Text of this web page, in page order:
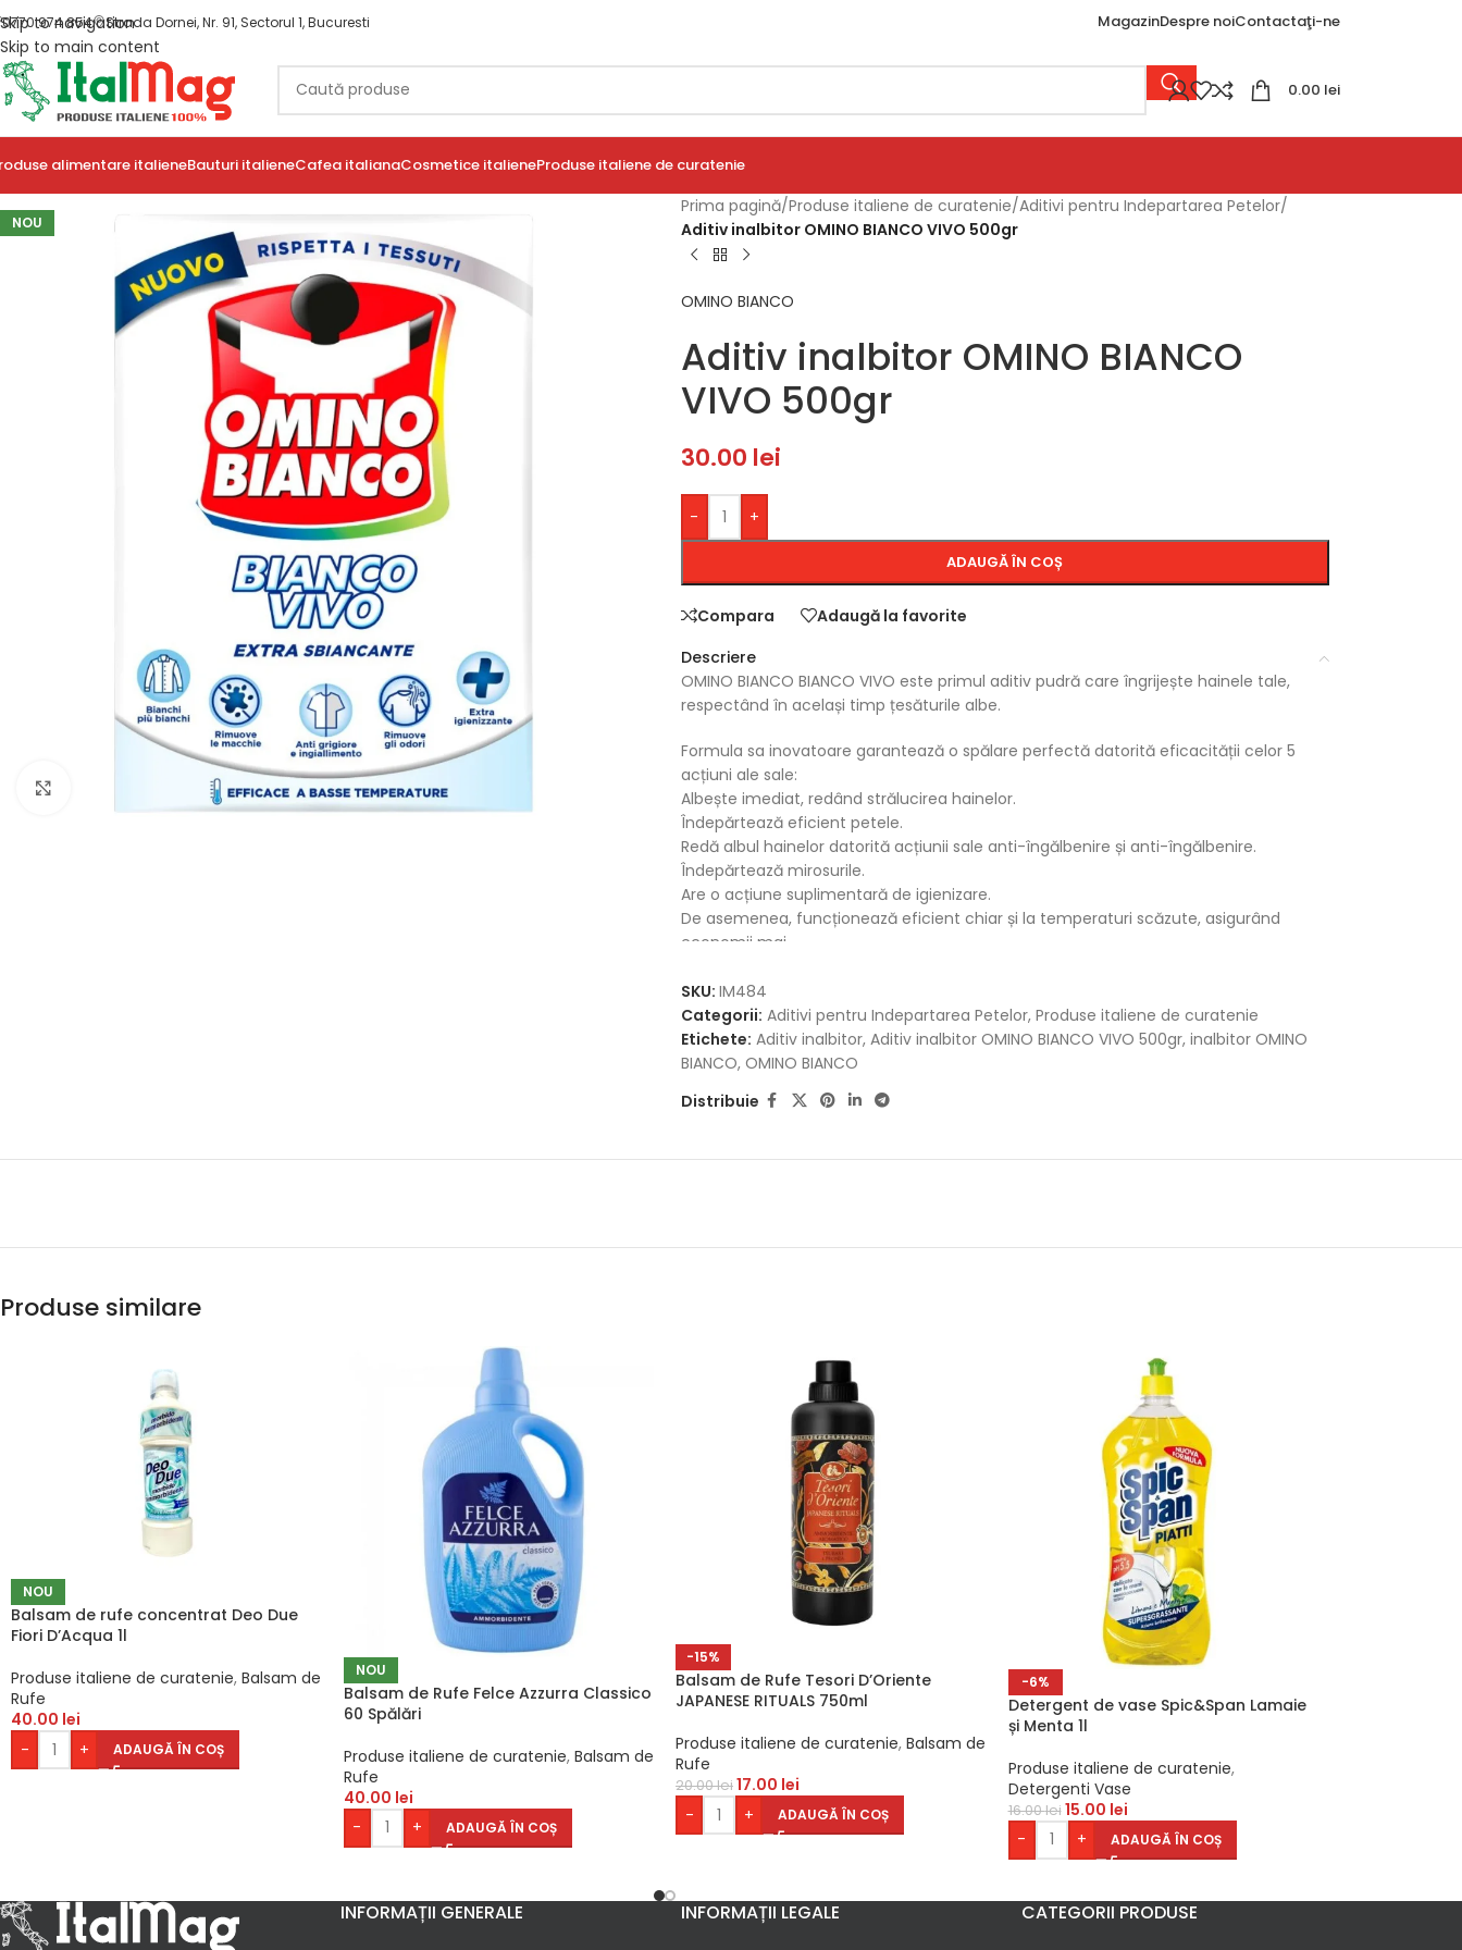
Skip to navigation
Skip to main content
0770 974 854 Strada Dornei, Nr. 91, Sectorul 1, Bucuresti MagazinDespre noiContactaţi-ne
0.00 lei
alimentare italieneBauturi italieneCafea italianaCosmetice italieneProduse italiene de curatenie
NOU
Faceți click pentru a mări
Prima pagină/Produse italiene de curatenie/Aditivi pentru Indepartarea Petelor/
Aditiv inalbitor OMINO BIANCO VIVO 500gr
OMINO BIANCO
Aditiv inalbitor OMINO BIANCO
VIVO 500gr
30.00 lei
- +
ADAUGĂ ÎN COȘ
Compara
Adaugă la favorite
Descriere
OMINO BIANCO BIANCO VIVO este primul aditiv pudră care îngrijește hainele tale,
respectând în același timp țesăturile albe.
Formula sa inovatoare garantează o spălare perfectă datorită eficacității celor 5
acțiuni ale sale:
Albește imediat, redând strălucirea hainelor.
Îndepărtează eficient petele.
Redă albul hainelor datorită acțiunii sale anti-îngălbenire și anti-îngălbenire.
Îndepărtează mirosurile.
Are o acțiune suplimentară de igienizare.
De asemenea, funcționează eficient chiar și la temperaturi scăzute, asigurând
economii mai
SKU: IM484
Categorii: Aditivi pentru Indepartarea Petelor, Produse italiene de curatenie
Etichete: Aditiv inalbitor, Aditiv inalbitor OMINO BIANCO VIVO 500gr, inalbitor OMINO
BIANCO, OMINO BIANCO
Distribuie
Produse similare
NOU
Balsam de rufe concentrat Deo Due
Fiori D’Acqua 1l
Produse italiene de curatenie, Balsam de
Rufe
40.00 lei
-
+ ADAUGĂ ÎN COȘ
NOU
Balsam de Rufe Felce Azzurra Classico
60 Spălări
Produse italiene de curatenie, Balsam de
Rufe
40.00 lei
-
+ ADAUGĂ ÎN COȘ
-15%
Balsam de Rufe Tesori D’Oriente
JAPANESE RITUALS 750ml
Produse italiene de curatenie, Balsam de
Rufe
20.00lei17.00 lei
-
+ ADAUGĂ ÎN COȘ
-6%
Detergent de vase Spic&Span Lamaie
și Menta 1l
Produse italiene de curatenie,
Detergenti Vase
16.00lei 15.00 lei
-
+ ADAUGĂ ÎN COȘ
INFORMAȚII GENERALE INFORMAȚII LEGALE CATEGORII PRODUSE